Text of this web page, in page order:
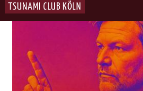
TSUNAMI CLUB KÖLN